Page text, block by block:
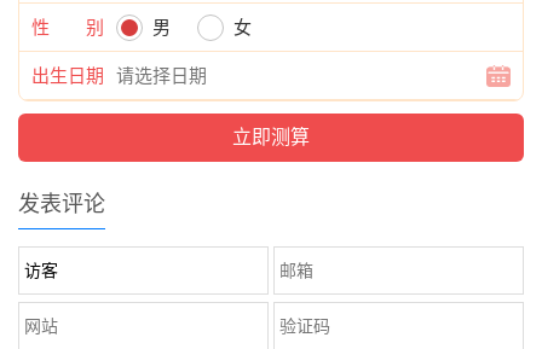
性 别 男 女
出生日期
发表评论